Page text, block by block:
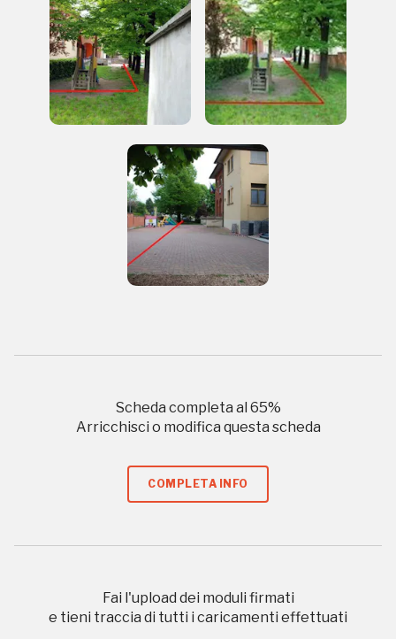
Scheda completa al 65%
Arricchisci o modifica questa scheda
COMPLETA INFO
Fai l'upload dei moduli firmati
e tieni traccia di tutti i caricamenti effettuati
Ingresso gratuito
Gratis
Sansevero
Napoli
Palazzo Strozzi
Firenze
sarebbe possibile
Milano
Tel. 02 4676151 - Fax 02 48193631